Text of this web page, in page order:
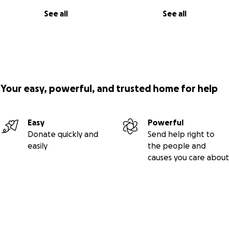
See all See all
Your easy, powerful, and trusted home for help
Easy
Donate quickly and
easily
Powerful
Send help right to
the people and
causes you care about